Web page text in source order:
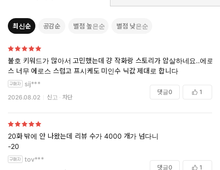
최신순 공감순 별점 높은순 별점 낮은순
불호 키워드가 많아서 고민했는데 걍 작화랑 스토리가 압살하네요..에로
스 너무 에로스 스럽고 프시케도 미인수 닉값 제대로 합니다
sij***
2026.08.02 신고 차단
댓글0 1
20화 밖에 안 나왔는데 리뷰 수가 4000 개가 넘다니
-20
tov***
댓글0 1